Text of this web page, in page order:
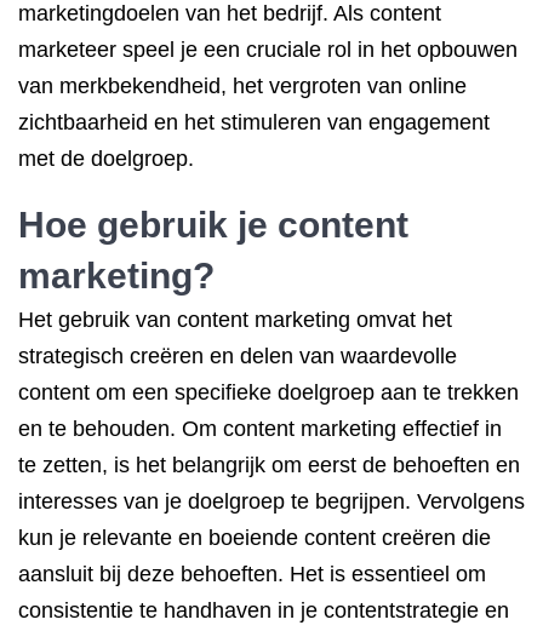
marketingdoelen van het bedrijf. Als content
marketeer speel je een cruciale rol in het opbouwen
van merkbekendheid, het vergroten van online
zichtbaarheid en het stimuleren van engagement
met de doelgroep.
Hoe gebruik je content
marketing?
Het gebruik van content marketing omvat het
strategisch creëren en delen van waardevolle
content om een specifieke doelgroep aan te trekken
en te behouden. Om content marketing effectief in
te zetten, is het belangrijk om eerst de behoeften en
interesses van je doelgroep te begrijpen. Vervolgens
kun je relevante en boeiende content creëren die
aansluit bij deze behoeften. Het is essentieel om
consistentie te handhaven in je contentstrategie en